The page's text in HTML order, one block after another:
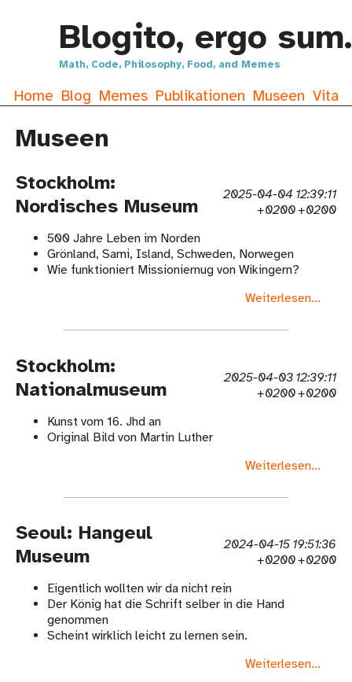
Blogito, ergo sum.
Math, Code, Philosophy, Food, and Memes
Home Blog Memes Publikationen Museen Vita
Museen
Stockholm:
Nordisches Museum
2025-04-04 12:39:11
+0200 +0200
500 Jahre Leben im Norden
Grönland, Sami, Island, Schweden, Norwegen
Wie funktioniert Missioniernug von Wikingern?
Weiterlesen...
Stockholm:
Nationalmuseum
2025-04-03 12:39:11
+0200 +0200
Kunst vom 16. Jhd an
Original Bild von Martin Luther
Weiterlesen...
Seoul: Hangeul
Museum
2024-04-15 19:51:36
+0200 +0200
Eigentlich wollten wir da nicht rein
Der König hat die Schrift selber in die Hand
genommen
Scheint wirklich leicht zu lernen sein.
Weiterlesen...